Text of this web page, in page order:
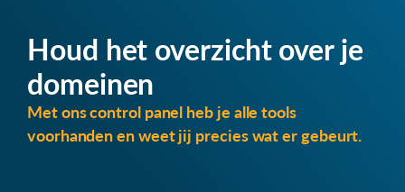
Houd het overzicht over je
domeinen
Met ons control panel heb je alle tools
voorhanden en weet jij precies wat er gebeurt.